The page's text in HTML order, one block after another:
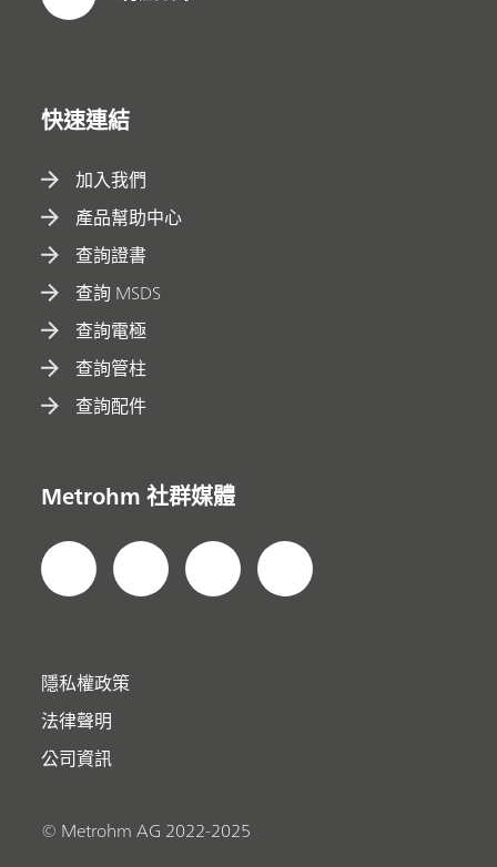
快速連結
加入我們
產品幫助中心
查詢證書
查詢 MSDS
查詢電極
查詢管柱
查詢配件
Metrohm 社群媒體
隱私權政策
法律聲明
公司資訊
© Metrohm AG 2022-2025